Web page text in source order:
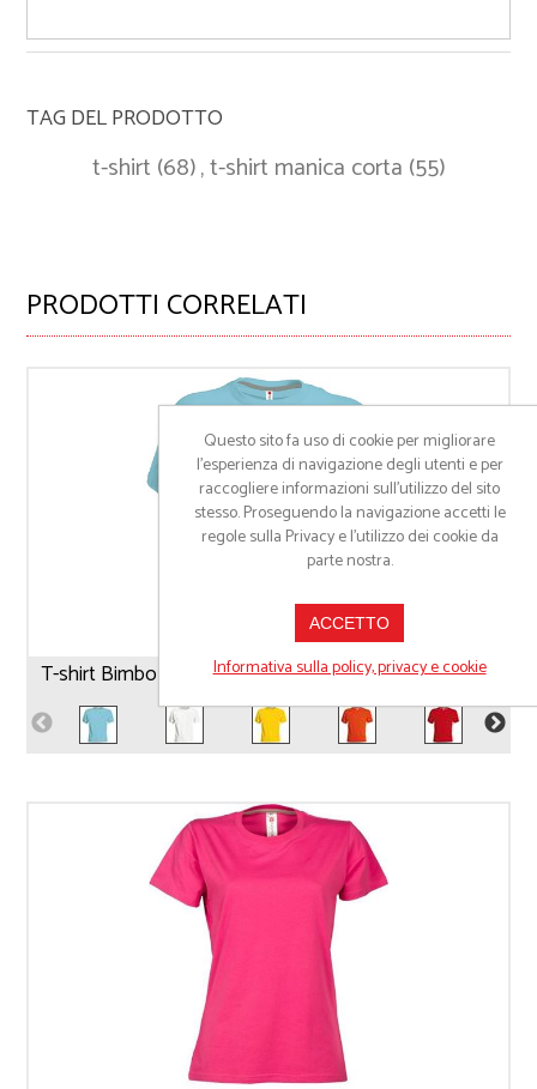
TAG DEL PRODOTTO
t-shirt (68),t-shirt manica corta (55)
PRODOTTI CORRELATI
T-shirt Bimbo Payper Sunset
Questo sito fa uso di cookie per migliorare
l’esperienza di navigazione degli utenti e per
raccogliere informazioni sull’utilizzo del sito
stesso. Proseguendo la navigazione accetti le
regole sulla Privacy e l'utilizzo dei cookie da
parte nostra.
ACCETTO
Informativa sulla policy, privacy e cookie